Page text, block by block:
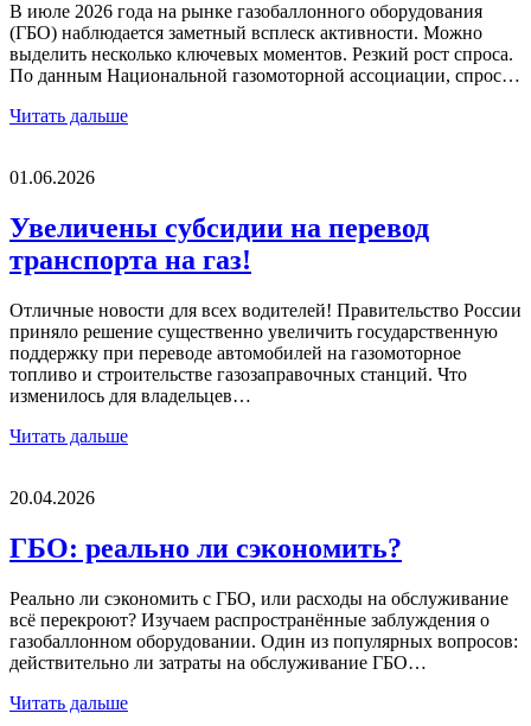
В июле 2026 года на рынке газобаллонного оборудования
(ГБО) наблюдается заметный всплеск активности. Можно
выделить несколько ключевых моментов. Резкий рост спроса.
По данным Национальной газомоторной ассоциации, спрос…
Читать дальше
01.06.2026
Увеличены субсидии на перевод
транспорта на газ!
Отличные новости для всех водителей! Правительство России
приняло решение существенно увеличить государственную
поддержку при переводе автомобилей на газомоторное
топливо и строительстве газозаправочных станций. Что
изменилось для владельцев…
Читать дальше
20.04.2026
ГБО: реально ли сэкономить?
Реально ли сэкономить с ГБО, или расходы на обслуживание
всё перекроют? Изучаем распространённые заблуждения о
газобаллонном оборудовании. Один из популярных вопросов:
действительно ли затраты на обслуживание ГБО…
Читать дальше